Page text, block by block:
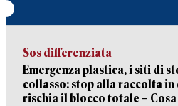
Sos differenziata
Emergenza plastica, i siti di
collasso: stop alla raccolta in
rischia il blocco totale –